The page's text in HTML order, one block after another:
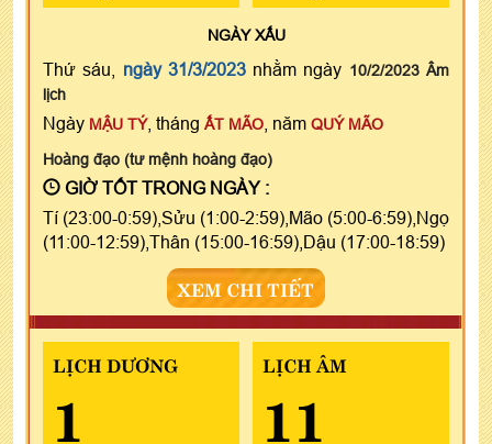
NGÀYXẤU
Thứ sáu, ngày 31/3/2023nhằm ngày 10/2/2023 Âm
lịch
Ngày MẬU TÝ, tháng ẤT MÃO , năm QUÝ MÃO
Hoàng đạo (tư mệnh hoàng đạo)
GIỜ TỐT TRONG NGÀY :
Tí (23:00-0:59),Sửu (1:00-2:59),Mão (5:00-6:59),Ngọ
(11:00-12:59),Thân (15:00-16:59),Dậu (17:00-18:59)
XEM CHI TIẾT
LỊCH DƯƠNG
1
LỊCH ÂM
11